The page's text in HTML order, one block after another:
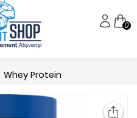
0
Whey Protein